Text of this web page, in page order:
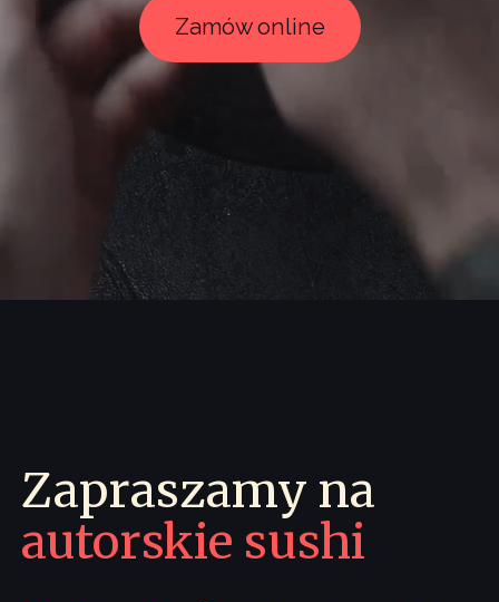
Zamów online
Zapraszamy na
autorskie sushi